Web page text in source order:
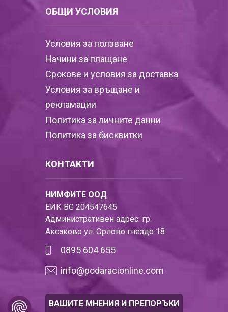
ОБЩИ УСЛОВИЯ
Условия за ползване
Начини за плащане
Срокове и условия за доставка
Условия за връщане и
рекламации
Политика за личните данни
Политика за бисквитки
КОНТАКТИ
НИМФИТЕ ООД
ЕИК BG 204547645
Административен адрес: гр.
Аксаково ул. Орлово гнездо 18
0895 604 655
info@podaracionline.com
ВАШИТЕ МНЕНИЯ И ПРЕПОРЪКИ